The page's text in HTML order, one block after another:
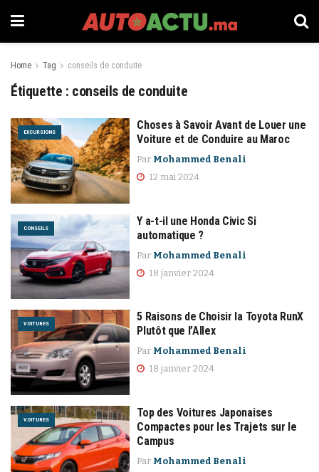
Home Tag conseils de conduite
Étiquette : conseils de conduite
EXCURSIONS
Choses à Savoir Avant de Louer une
Voiture et de Conduire au Maroc
Par Mohammed Benali
12 mai 2024
CONSEILS
Y a-t-il une Honda Civic Si
automatique ?
Par Mohammed Benali
18 janvier 2024
VOITURES
5 Raisons de Choisir la Toyota RunX
Plutôt que l’Allex
Par Mohammed Benali
18 janvier 2024
VOITURES
Top des Voitures Japonaises
Compactes pour les Trajets sur le
Campus
Par Mohammed Benali